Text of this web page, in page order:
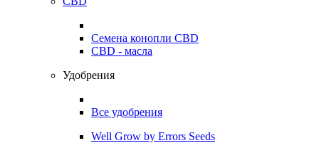
Семена конопли CBD
CBD - масла
Удобрения
Все удобрения
Well Grow by Errors Seeds